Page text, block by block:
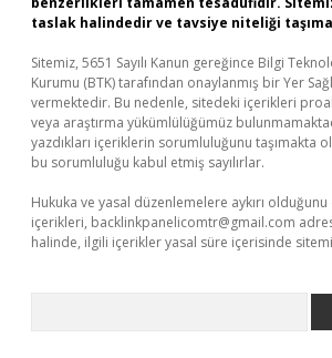
taslak halindedir ve tavsiye niteliği
Sitemiz, 5651 Sayılı Kanun gereğince Bilgi
Kurumu (BTK) tarafından onaylanmış bir Yer
vermektedir. Bu nedenle, sitedeki içerikleri
veya araştırma yükümlülüğümüz
yazdıkları içeriklerin sorumluluğunu taşımakta
bu sorumluluğu kabul etmiş sayılırlar.
Hukuka ve yasal düzenlemelere aykırı
içerikleri, backlinkpanelicomtr@gmail.com
halinde, ilgili içerikler yasal süre içerisinde